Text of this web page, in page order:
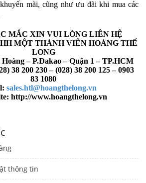
mãi, cũng như ưu đãi khi mua các
MẮC XIN VUI LÒNG LIÊN HỆ
MỘT THÀNH VIÊN HOÀNG THẾ
LONG
– P.Đakao – Quận 1 – TP.HCM
38 200 230 – (028) 38 200 125 – 0903
83 1080
sales.htl@hoangthelong.vn
http://www.hoangthelong.vn
thông tin